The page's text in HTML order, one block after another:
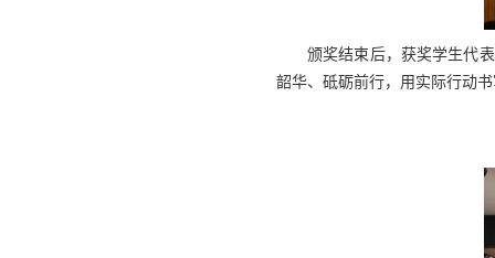
颁奖结束后，获奖学生代
韶华、砥砺前行，用实际行动